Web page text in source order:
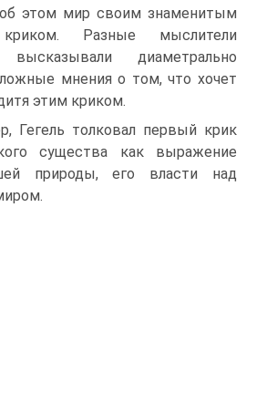
этом мир своим знаменитым
Разные мыслители
высказывали диаметрально
мнения о том, что хочет
этим криком.
Гегель толковал первый крик
существа как выражение
природы, его власти над